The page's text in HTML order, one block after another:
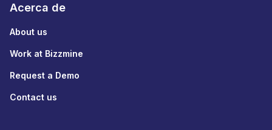
Acerca de
About us
Work at Bizzmine
Request a Demo
Contact us